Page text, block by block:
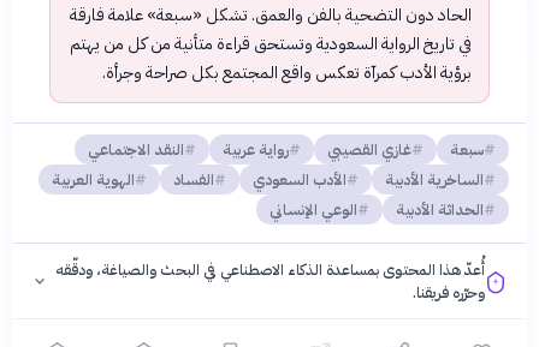
الحاد دون التضحية بالفن والعمق. تشكل «سبعة» علامة فارقة
في تاريخ الرواية السعودية وتستحق قراءة متأنية من كل من يهتم
برؤية الأدب كمرآة تعكس واقع المجتمع بكل صراحة وجرأة.
سبعة غازي القصيبي رواية عربية
النقد الاجتماعي
الساخرية الأدبية
الأدب السعودي الفساد
الهوية العربية
الحداثة الأدبية
الوعي الإنساني
أُعدّ هذا المحتوى بمساعدة الذكاء الاصطناعي في البحث والصياغة، ودقّقه
وحرّره فريقنا.